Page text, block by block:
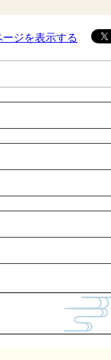
ージを表示する